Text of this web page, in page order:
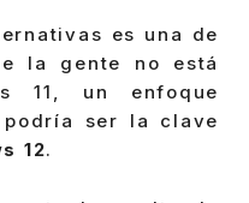
es una de
la gente no está
11, un enfoque
ser la clave
12.